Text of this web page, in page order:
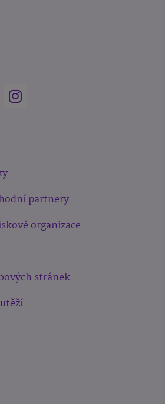
partnery
organizace
stránek